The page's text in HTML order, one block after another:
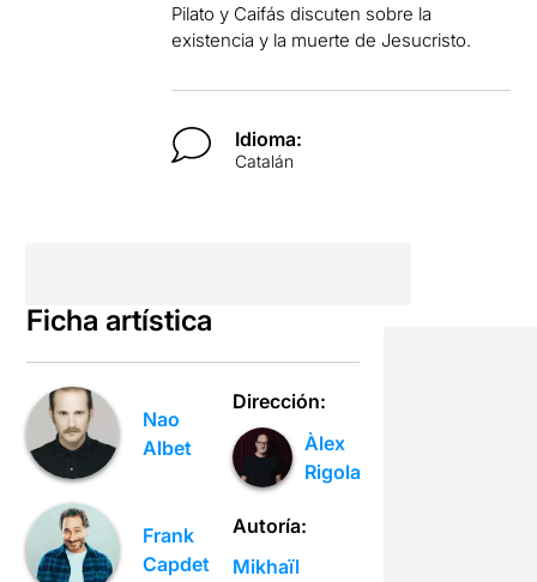
Pilato y Caifás discuten sobre la
existencia y la muerte de Jesucristo.
Idioma:
Catalán
Ficha artística
Nao
Albet
Frank
Capdet
Dirección:
Àlex
Rigola
Autoría:
Mikhaïl